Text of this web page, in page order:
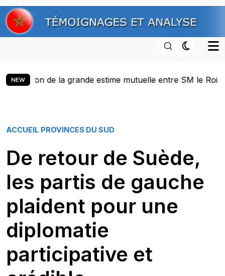
Skip
to
content
NEWestime mutuelle entre SM le Roi et le Président
ACCUEIL PROVINCES DU SUD
De retour de Suède,
les partis de gauche
plaident pour une
diplomatie
participative et